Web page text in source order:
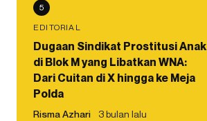
5
EDITORIAL
Dugaan Sindikat Prostitusi Anak
di Blok M yang Libatkan WNA:
Dari Cuitan di X hingga ke Meja
Polda
Risma Azhari 3 bulan lalu